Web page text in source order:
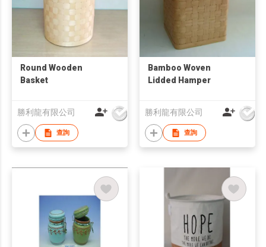
Round Wooden
Basket
勝利龍有限公司
查詢
Bamboo Woven
Lidded Hamper
勝利龍有限公司
查詢